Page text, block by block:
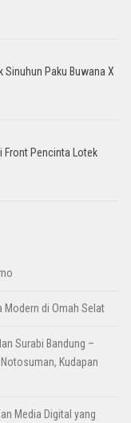
Paku Buwana X
Front Pencinta Lotek
Modern di Omah Selat
Surabi Bandung –
Kudapan
Media Digital yang